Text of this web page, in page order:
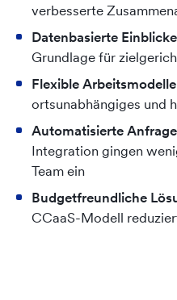
verbesserte
Datenbasierte
Grundlage für
Flexible
ortsunabhängiges und
Automatisierte
Integration gingen
Team ein
Budgetfreundliche
CCaaS-Modell